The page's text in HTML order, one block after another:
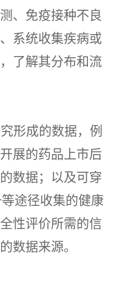
、免疫接种不良
系统收集疾病或
了解其分布和流
形成的数据，例
展的药品上市后
数据；以及可穿
途径收集的健康
性评价所需的信
数据来源。